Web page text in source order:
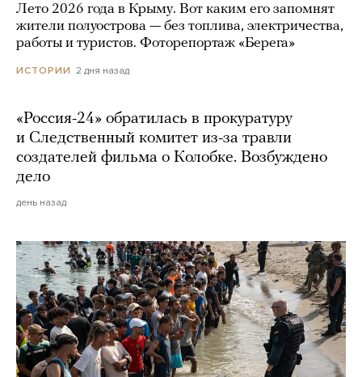
Лето 2026 года в Крыму. Вот каким его запомнят
жители полуострова — без топлива, электричества,
работы и туристов. Фоторепортаж «Берега»
ИСТОРИИ 2 дня назад
«Россия-24» обратилась в прокуратуру
и Следственный комитет из-за травли
создателей фильма о Колобке. Возбуждено
дело
день назад